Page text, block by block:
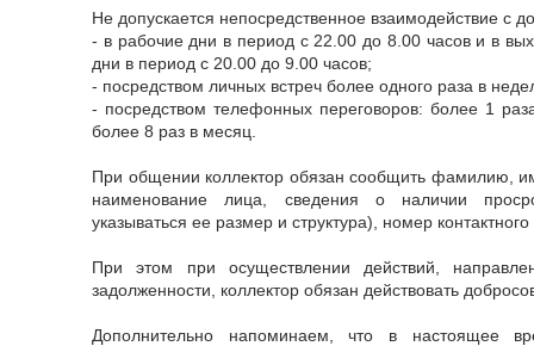
Не допускается непосредственное взаимодействие с
- в рабочие дни в период с 22.00 до 8.00 часов и в
дни в период с 20.00 до 9.00 часов;
- посредством личных встреч более одного раза в
- посредством телефонных переговоров: более 1
более 8 раз в месяц.
При общении коллектор обязан сообщить фамилию,
наименование лица, сведения о наличии
указываться ее размер и структура), номер
При этом при осуществлении действий,
задолженности, коллектор обязан действовать
Дополнительно напоминаем, что в настоящее